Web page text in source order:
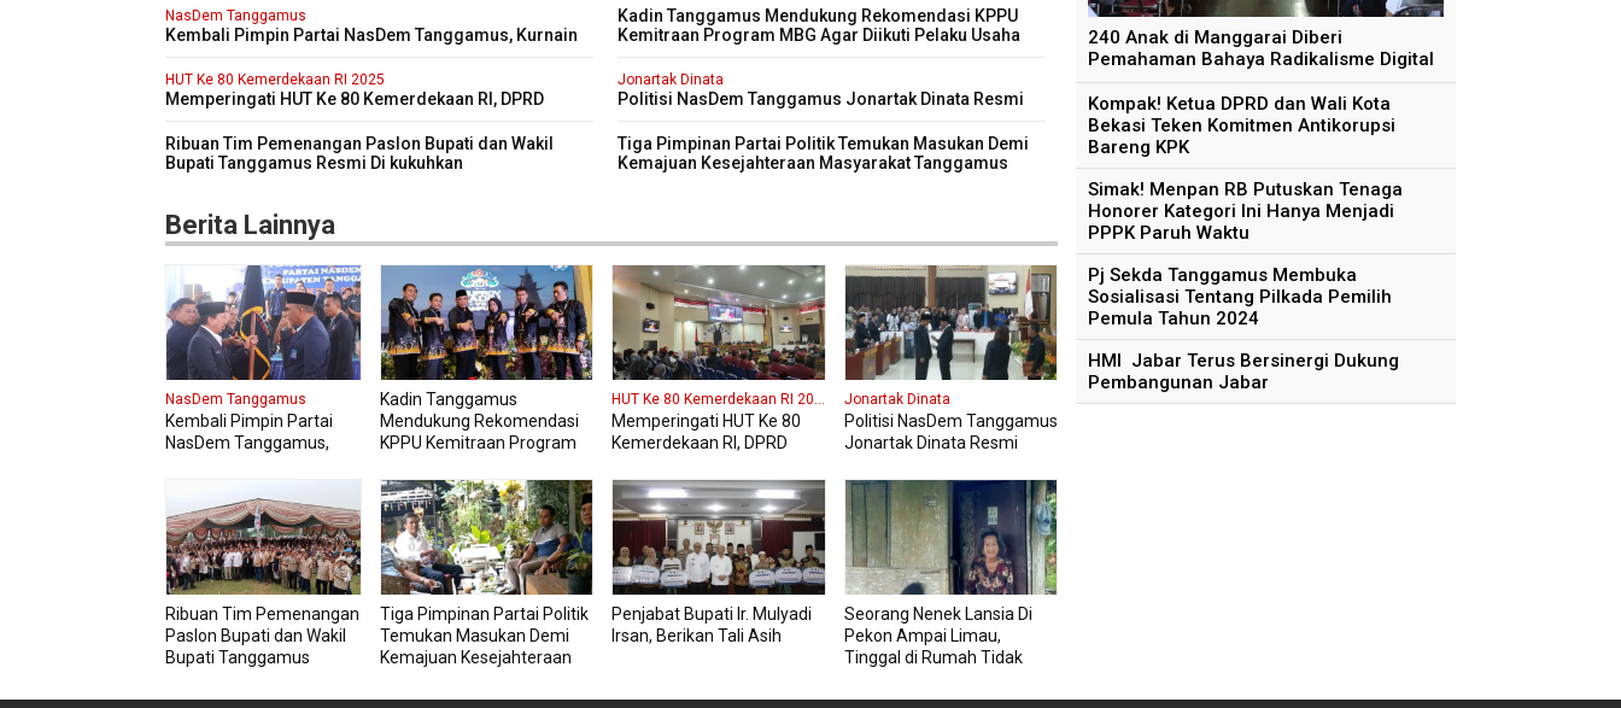
NasDem Tanggamus
Kembali Pimpin Partai NasDem Tanggamus, Kurnain
lipat
Kadin Tanggamus Mendukung Rekomendasi KPPU
Kemitraan Program MBG Agar Diikuti Pelaku Usaha
HUT Ke 80 Kemerdekaan RI 2025
Memperingati HUT Ke 80 Kemerdekaan RI, DPRD
Istimewa
Jonartak Dinata
Politisi NasDem Tanggamus Jonartak Dinata Resmi
Ribuan Tim Pemenangan Paslon Bupati dan Wakil
Bupati Tanggamus Resmi Di kukuhkan
Tiga Pimpinan Partai Politik Temukan Masukan Demi
Kemajuan Kesejahteraan Masyarakat Tanggamus
Berita Lainnya
NasDem Tanggamus
Kembali Pimpin Partai
NasDem Tanggamus,
Mendatang Dua Kali lipat
Kadin Tanggamus
Mendukung Rekomendasi
KPPU Kemitraan Program
Usaha Lokal Kabupaten
HUT Ke 80 Kemerdekaan RI 2025
Memperingati HUT Ke 80
Kemerdekaan RI, DPRD
Menggelar Sidang
Paripurna Istimewa
Jonartak Dinata
Politisi NasDem Tanggamus
Jonartak Dinata Resmi
Tanggamus
Ribuan Tim Pemenangan
Paslon Bupati dan Wakil
Bupati Tanggamus
Tiga Pimpinan Partai Politik
Temukan Masukan Demi
Kemajuan Kesejahteraan
Penjabat Bupati Ir. Mulyadi
Irsan, Berikan Tali Asih
Seorang Nenek Lansia Di
Pekon Ampai Limau,
Tinggal di Rumah Tidak
240 Anak di Manggarai Diberi
Pemahaman Bahaya Radikalisme Digital
Kompak! Ketua DPRD dan Wali Kota
Bekasi Teken Komitmen Antikorupsi
Bareng KPK
Simak! Menpan RB Putuskan Tenaga
Honorer Kategori Ini Hanya Menjadi
PPPK Paruh Waktu
Pj Sekda Tanggamus Membuka
Sosialisasi Tentang Pilkada Pemilih
Pemula Tahun 2024
HMI Jabar Terus Bersinergi Dukung
Pembangunan Jabar